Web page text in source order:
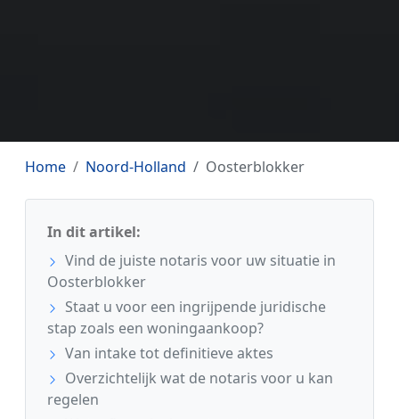
Home Noord-Holland Oosterblokker
In dit artikel:
Vind de juiste notaris voor uw situatie in
Oosterblokker
Staat u voor een ingrijpende juridische
stap zoals een woningaankoop?
Van intake tot definitieve aktes
Overzichtelijk wat de notaris voor u kan
regelen